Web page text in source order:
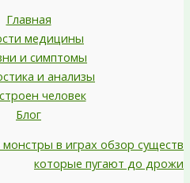
Главная
медицины
и симптомы
и анализы
человек
Блог
в играх обзор существ
которые пугают до дрожи